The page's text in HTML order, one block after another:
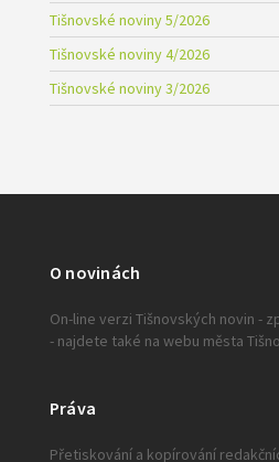
Tišnovské noviny 5/2026
Tišnovské noviny 4/2026
Tišnovské noviny 3/2026
O novinách
On-line verzi Tišnovských novin -
- najdete také na webu města
Práva
Přetiskování a kopírování